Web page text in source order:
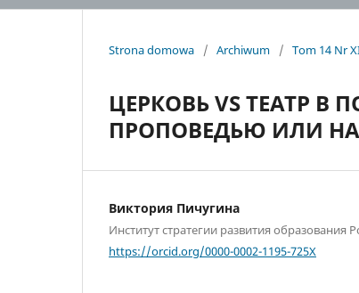
Strona domowa / Archiwum / Tom 14 Nr
ЦЕРКОВЬ VS ТЕАТР
ПРОПОВЕДЬЮ ИЛИ
Виктория Пичугина
Институт стратегии развития образования
https://orcid.org/0000-0002-1195-725X